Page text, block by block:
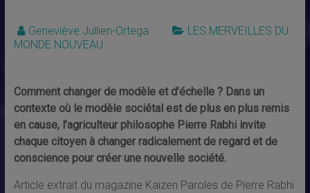
Geneviève Jullien-Ortega
LES MERVEILLES DU
MONDE NOUVEAU
Comment changer de modèle et d’échelle ? Dans un
contexte où le modèle sociétal est de plus en plus remis
en cause, l’agriculteur philosophe Pierre Rabhi invite
chaque citoyen à changer radicalement de regard et de
conscience pour créer une nouvelle société.
Article extrait du magazine Kaizen Paroles de Pierre Rabhi